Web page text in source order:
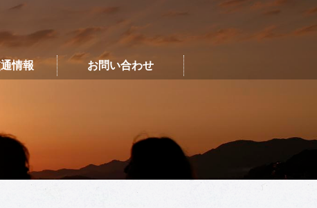
情報 お問い合わせ